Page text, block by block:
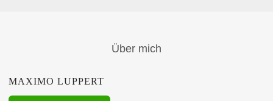
Über mich
MAXIMO LUPPERT